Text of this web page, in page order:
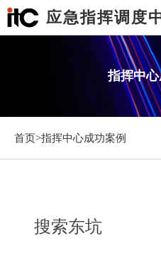
应急指挥调度
指挥中
首页>指挥中心成功案例
搜索东坑